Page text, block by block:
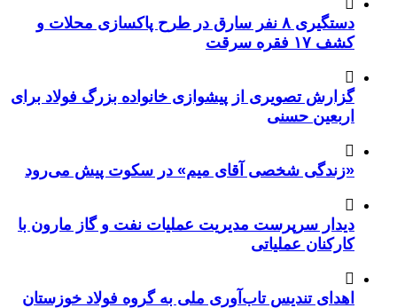
دستگیری ۸ نفر سارق در طرح پاکسازی محلات و
کشف ۱۷ فقره سرقت
گزارش تصویری از پیشوازی خانواده بزرگ فولاد برای
اربعین حسنی
«زندگی شخصی آقای میم» در سکوت پیش می‌رود
دیدار سرپرست مدیریت عملیات نفت و گاز مارون با
کارکنان عملیاتی
اهدای تندیس تاب‌آوری ملی به گروه فولاد خوزستان